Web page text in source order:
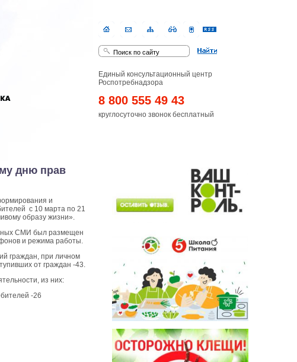
Единый консультационный центр
Роспотребнадзора
8 800 555 49 43
круглосуточно звонок бесплатный
дню прав
и
с 10 марта по 21
образу жизни».
СМИ был размещен
и режима работы.
граждан, при личном
от граждан -43.
из них:
-26